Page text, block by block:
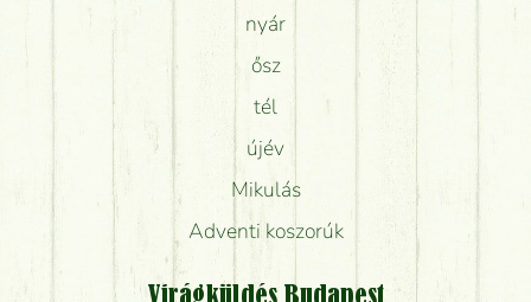
nyár
ősz
tél
újév
Mikulás
Adventi koszorúk
Virágküldés Budapest